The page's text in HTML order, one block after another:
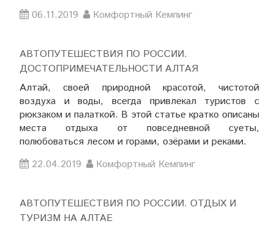
06.11.2019
Комфортный Кемпинг
АВТОПУТЕШЕСТВИЯ ПО РОССИИ.
ДОСТОПРИМЕЧАТЕЛЬНОСТИ АЛТАЯ
Алтай, своей природной красотой, чистотой
воздуха и воды, всегда привлекал туристов с
рюкзаком и палаткой. В этой статье кратко описаны
места отдыха от повседневной суеты,
полюбоваться лесом и горами, озёрами и реками.
22.04.2019
Комфортный Кемпинг
АВТОПУТЕШЕСТВИЯ ПО РОССИИ. ОТДЫХ И
ТУРИЗМ НА АЛТАЕ